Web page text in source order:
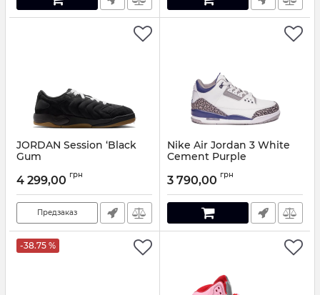
JORDAN Session ‘Black
Gum
4 299,00 грн
Предзаказ
Nike Air Jordan 3 White
Cement Purple
3 790,00 грн
-38.75 %